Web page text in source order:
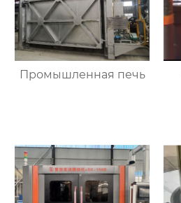
Промышленная печь